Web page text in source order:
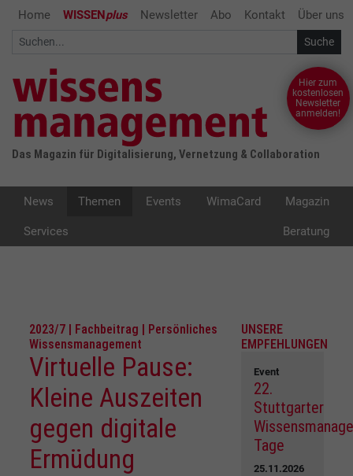
Home WISSENplus Newsletter Abo Kontakt Über uns
Das Magazin für Digitalisierung, Vernetzung & Collaboration
Hier zum
kostenlosen
Newsletter
anmelden!
News Themen Events WimaCard Magazin
Services Beratung
2023/7 | Fachbeitrag | Persönliches
Wissensmanagement
Virtuelle Pause:
Kleine Auszeiten
gegen digitale
Ermüdung
UNSERE
EMPFEHLUNGEN
Event
22.
Stuttgarter
Tage
25.11.2026